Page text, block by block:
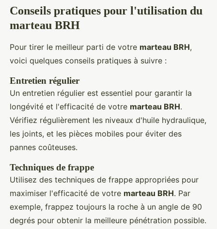
Conseils pratiques pour l'utilisation du
marteau BRH
Pour tirer le meilleur parti de votre marteau BRH,
voici quelques conseils pratiques à suivre :
Entretien régulier
Un entretien régulier est essentiel pour garantir la
longévité et l'efficacité de votre marteau BRH.
Vérifiez régulièrement les niveaux d'huile hydraulique,
les joints, et les pièces mobiles pour éviter des
pannes coûteuses.
Techniques de frappe
Utilisez des techniques de frappe appropriées pour
maximiser l'efficacité de votre marteau BRH. Par
exemple, frappez toujours la roche à un angle de 90
degrés pour obtenir la meilleure pénétration possible.